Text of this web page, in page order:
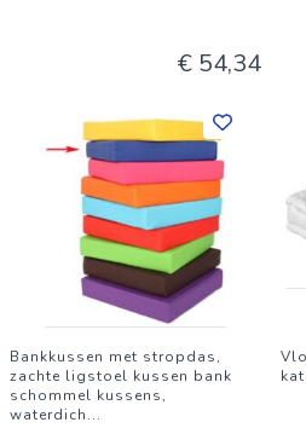
€ 54,34
Bankkussen met stropdas,
zachte ligstoel kussen bank
schommel kussens,
waterdich...